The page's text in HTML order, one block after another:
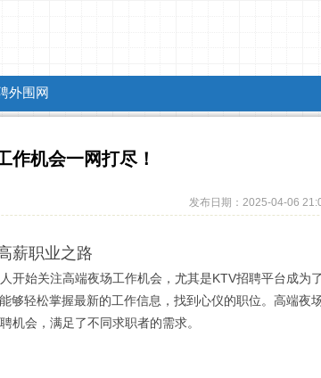
外围网
作机会一网打尽！
发布日期：2025-04-06
薪职业之路
开始关注高端夜场工作机会，尤其是KTV招聘平台成为
够轻松掌握最新的工作信息，找到心仪的职位。高端夜
机会，满足了不同求职者的需求。